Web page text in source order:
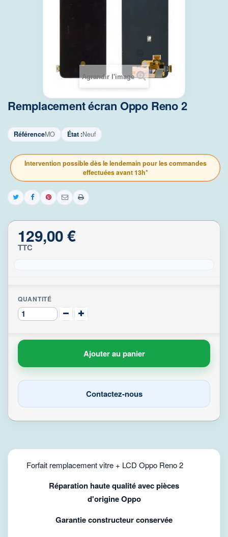
Agrandir l'image
Remplacement écran Oppo Reno 2
RéférenceMO État :Neuf
Intervention possible dès le lendemain pour les commandes
effectuées avant 13h*
129,00 €
TTC
QUANTITÉ
Ajouter au panier
Contactez-nous
Forfait remplacement vitre + LCD Oppo Reno 2
Réparation haute qualité avec pièces
d'origine Oppo
Garantie constructeur conservée